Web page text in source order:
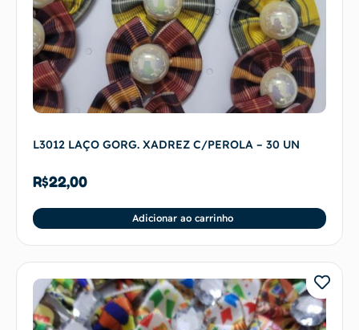
L3012 LAÇO GORG. XADREZ C/PEROLA – 30 UN
R$22,00
Adicionar ao carrinho